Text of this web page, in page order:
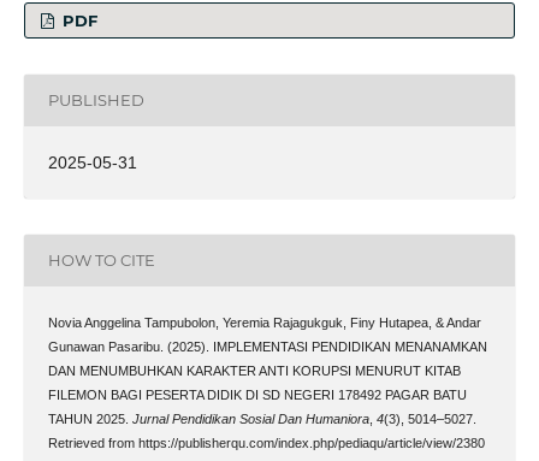
PDF
PUBLISHED
2025-05-31
HOW TO CITE
Novia Anggelina Tampubolon, Yeremia Rajagukguk, Finy Hutapea, & Andar
Gunawan Pasaribu. (2025). IMPLEMENTASI PENDIDIKAN MENANAMKAN
DAN MENUMBUHKAN KARAKTER ANTI KORUPSI MENURUT KITAB
FILEMON BAGI PESERTA DIDIK DI SD NEGERI 178492 PAGAR BATU
TAHUN 2025. Jurnal Pendidikan Sosial Dan Humaniora, 4(3), 5014–5027.
Retrieved from https://publisherqu.com/index.php/pediaqu/article/view/2380